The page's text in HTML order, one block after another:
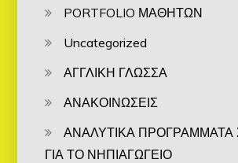
PORTFOLIO ΜΑΘΗΤΩΝ
Uncategorized
ΑΓΓΛΙΚΗ ΓΛΩΣΣΑ
ΑΝΑΚΟΙΝΩΣΕΙΣ
ΑΝΑΛΥΤΙΚΑ
ΓΙΑ ΤΟ ΝΗΠΙΑΓΩΓΕΙΟ